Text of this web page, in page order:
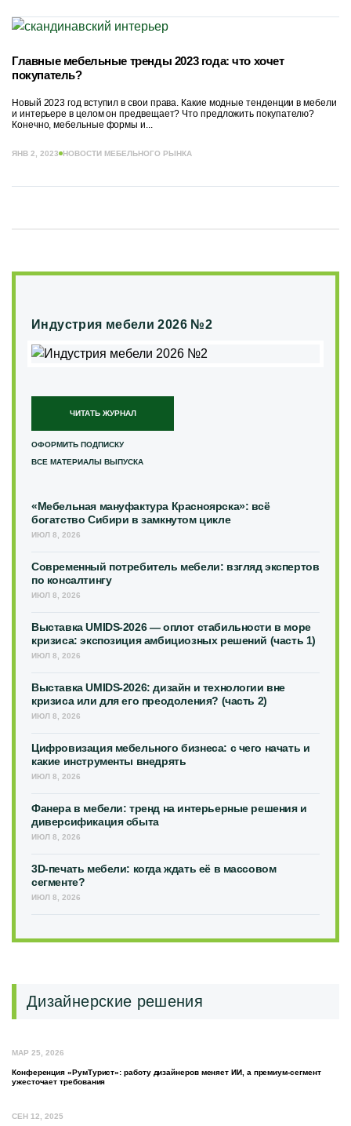
Главные мебельные тренды 2023 года: что хочет
покупатель?
Новый 2023 год вступил в свои права. Какие модные тенденции в мебели
и интерьере в целом он предвещает? Что предложить покупателю?
Конечно, мебельные формы и...
ЯНВ 2, 2023 НОВОСТИ МЕБЕЛЬНОГО РЫНКА
Индустрия мебели 2026 №2
ЧИТАТЬ ЖУРНАЛ
ОФОРМИТЬ ПОДПИСКУ
ВСЕ МАТЕРИАЛЫ ВЫПУСКА
«Мебельная мануфактура Красноярска»: всё
богатство Сибири в замкнутом цикле
ИЮЛ 8, 2026
Современный потребитель мебели: взгляд экспертов
по консалтингу
ИЮЛ 8, 2026
Выставка UMIDS-2026 — оплот стабильности в море
кризиса: экспозиция амбициозных решений (часть 1)
ИЮЛ 8, 2026
Выставка UMIDS-2026: дизайн и технологии вне
кризиса или для его преодоления? (часть 2)
ИЮЛ 8, 2026
Цифровизация мебельного бизнеса: с чего начать и
какие инструменты внедрять
ИЮЛ 8, 2026
Фанера в мебели: тренд на интерьерные решения и
диверсификация сбыта
ИЮЛ 8, 2026
3D-печать мебели: когда ждать её в массовом
сегменте?
ИЮЛ 8, 2026
Дизайнерские решения
МАР 25, 2026
Конференция «РумТурист»: работу дизайнеров меняет ИИ, а премиум-сегмент
ужесточает требования
СЕН 12, 2025